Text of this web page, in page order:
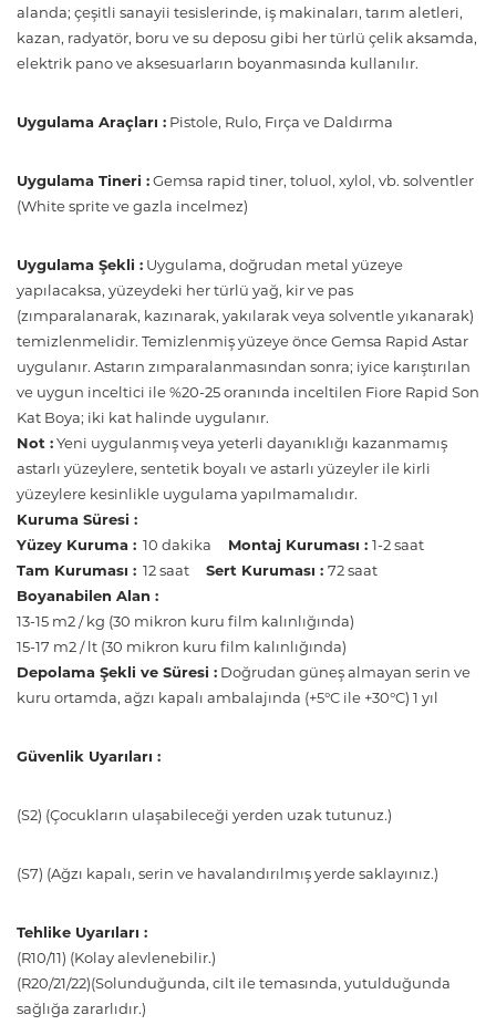
alanda; çeşitli sanayii tesislerinde, iş makinaları, tarım aletleri,
kazan, radyatör, boru ve su deposu gibi her türlü çelik aksamda,
elektrik pano ve aksesuarların boyanmasında kullanılır.
Uygulama Araçları : Pistole, Rulo, Fırça ve Daldırma
Uygulama Tineri : Gemsa rapid tiner, toluol, xylol, vb. solventler
(White sprite ve gazla incelmez)
Uygulama Şekli : Uygulama, doğrudan metal yüzeye
yapılacaksa, yüzeydeki her türlü yağ, kir ve pas
(zımparalanarak, kazınarak, yakılarak veya solventle yıkanarak)
temizlenmelidir. Temizlenmiş yüzeye önce Gemsa Rapid Astar
uygulanır. Astarın zımparalanmasından sonra; iyice karıştırılan
ve uygun inceltici ile %20-25 oranında inceltilen Fiore Rapid Son
Kat Boya; iki kat halinde uygulanır.
Not : Yeni uygulanmış veya yeterli dayanıklığı kazanmamış
astarlı yüzeylere, sentetik boyalı ve astarlı yüzeyler ile kirli
yüzeylere kesinlikle uygulama yapılmamalıdır.
Kuruma Süresi :
Yüzey Kuruma : 10 dakika Montaj Kuruması : 1-2 saat
Tam Kuruması : 12 saat Sert Kuruması : 72 saat
Boyanabilen Alan :
13-15 m2 / kg (30 mikron kuru film kalınlığında)
15-17 m2 / lt (30 mikron kuru film kalınlığında)
Depolama Şekli ve Süresi : Doğrudan güneş almayan serin ve
kuru ortamda, ağzı kapalı ambalajında (+5°C ile +30°C) 1 yıl
Güvenlik Uyarıları :
(S2) (Çocukların ulaşabileceği yerden uzak tutunuz.)
(S7) (Ağzı kapalı, serin ve havalandırılmış yerde saklayınız.)
Tehlike Uyarıları :
(R10/11) (Kolay alevlenebilir.)
(R20/21/22)(Solunduğunda, cilt ile temasında, yutulduğunda
sağlığa zararlıdır.)